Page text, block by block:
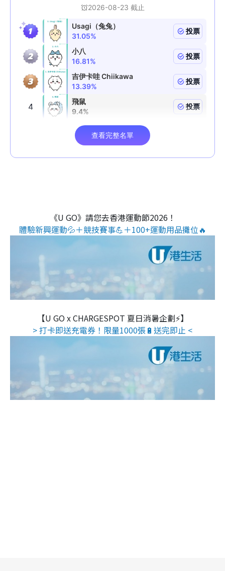
《U GO》請您去香港運動節2026！
體驗新興運動💦＋競技賽事💪＋100+運動用品攤位🔥
【U GO x CHARGESPOT 夏日消暑企劃⚡】
> 打卡即送充電券！限量1000張🔋送完即止 <